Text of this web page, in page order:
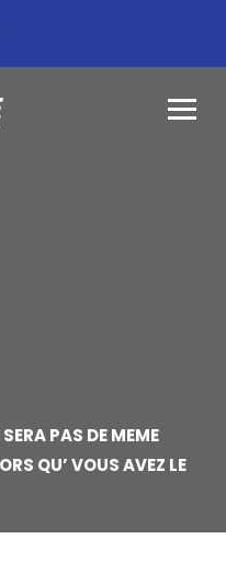
PAS DE MEME
QU’ VOUS AVEZ LE